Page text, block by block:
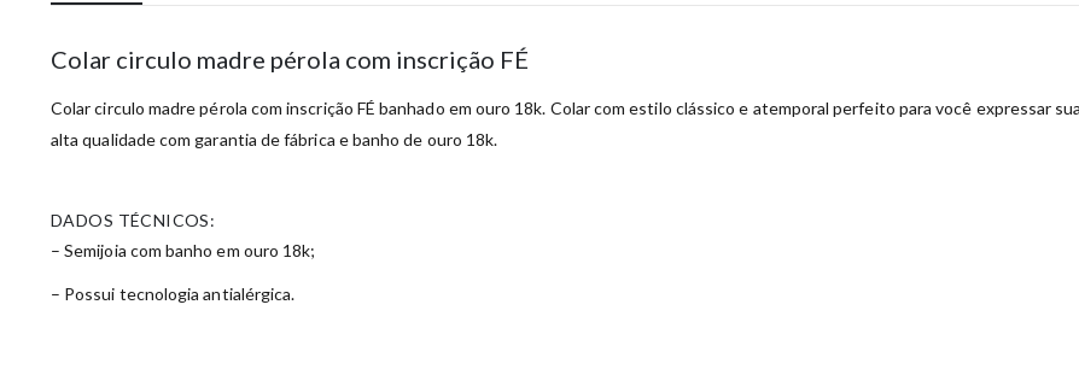
Colar circulo madre pérola com inscrição FÉ
Colar circulo madre pérola com inscrição FÉ banhado em ouro 18k. Colar com estilo clássico e atemporal perfeito para você expressar
alta qualidade com garantia de fábrica e banho de ouro 18k.
DADOS TÉCNICOS:
– Semijoia com banho em ouro 18k;
– Possui tecnologia antialérgica.